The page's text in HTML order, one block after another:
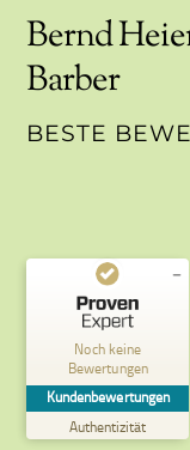
Bernd
Barber
BESTE
Noch keine
Bewertungen
Kundenbewertungen
Authentizität
Bernd Heier |
MANGELHAFT